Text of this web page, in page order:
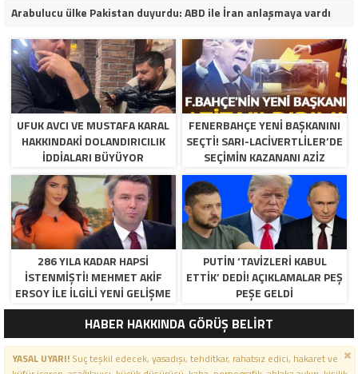
Arabulucu ülke Pakistan duyurdu: ABD ile İran anlaşmaya vardı
UFUK AVCI VE MUSTAFA KARAL
HAKKINDAKI DOLANDIRICILIK
İDDIALARI BÜYÜYOR
FENERBAHÇE YENI BAŞKANINI
SEÇTI! SARI-LACIVERTLILER’DE
SEÇIMIN KAZANANI AZIZ
YILDIRIM OLDU
286 YILA KADAR HAPSI
ISTENMIŞTI! MEHMET AKIF
ERSOY ILE ILGILI YENI GELIŞME
PUTIN ‘TAVIZLERI KABUL
ETTIK’ DEDI! AÇIKLAMALAR PEŞ
PEŞE GELDI
HABER HAKKINDA GÖRÜŞ BELİRT
YASAL UYARI!Suç teşkil edecek, yasadışı, tehditkar, rahatsız edici, hakaret ve